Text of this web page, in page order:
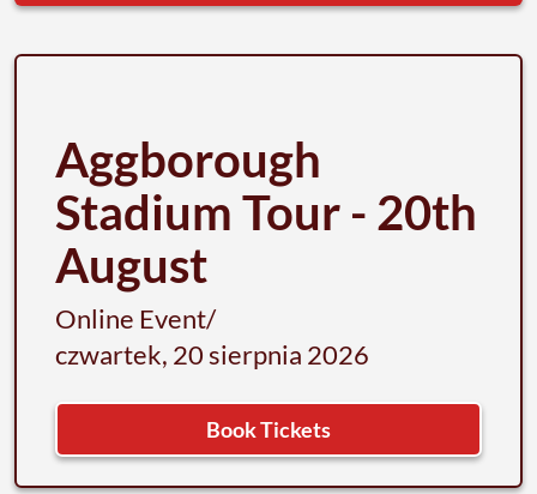
Aggborough
Stadium Tour - 20th
August
Online Event/
czwartek, 20 sierpnia 2026
Book Tickets